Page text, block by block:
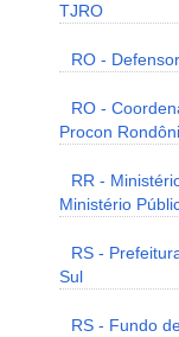
TJRO
RO -
RO -
Procon
RR -
Ministério
RS -
Sul
RS - Fundo